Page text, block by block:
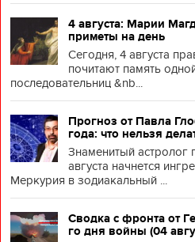
4 августа: Марии
приметы на день
Сегодня, 4 августа
почитают память
последовательниц &nb...
Прогноз от Павла
года: что нельзя
Знаменитый астролог
августа начнется
Меркурия в зодиакальный ...
Сводка с фронта от
го дня войны (04